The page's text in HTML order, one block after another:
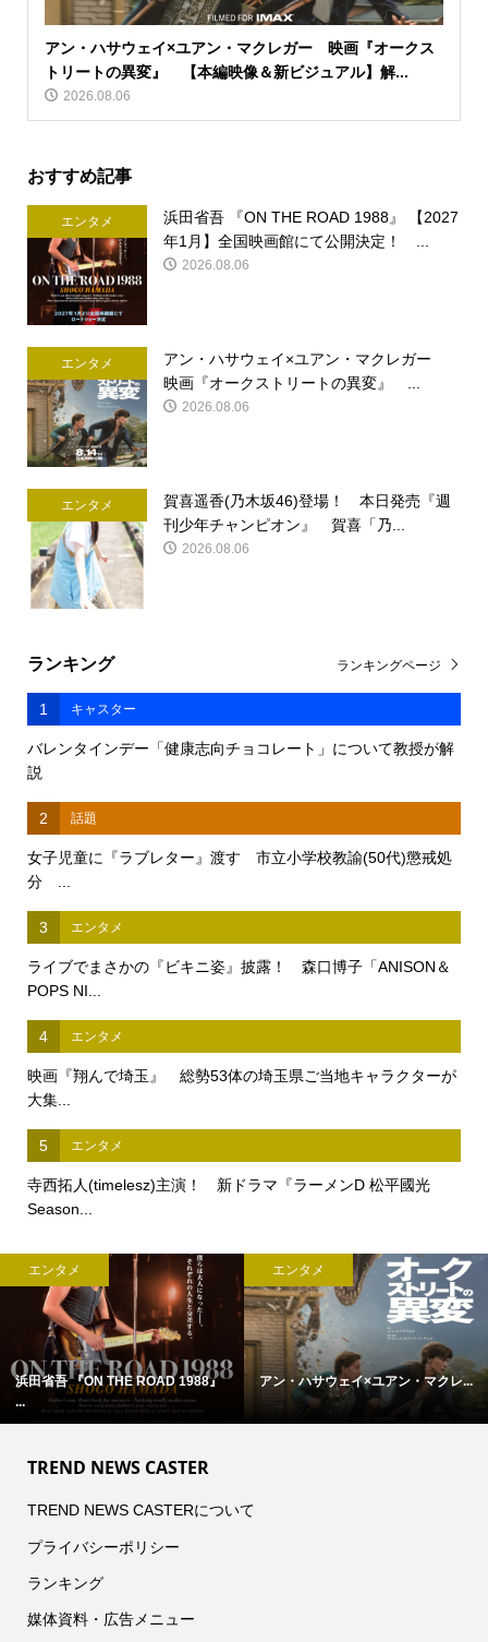
アン・ハサウェイ×ユアン・マクレガー 映画『オークス
トリートの異変』 【本編映像＆新ビジュアル】解...
2026.08.06
おすすめ記事
エンタメ
浜田省吾 『ON THE ROAD 1988』 【2027
年1月】全国映画館にて公開決定！ ...
2026.08.06
エンタメ
アン・ハサウェイ×ユアン・マクレガー
映画『オークストリートの異変』 ...
2026.08.06
エンタメ
賀喜遥香(乃木坂46)登場！ 本日発売『週
刊少年チャンピオン』 賀喜「乃...
2026.08.06
ランキング
1 キャスター
バレンタインデー「健康志向チョコレート」について教授が解
説
2 話題
女子児童に『ラブレター』渡す 市立小学校教諭(50代)懲戒処
分 ...
3 エンタメ
ライブでまさかの『ビキニ姿』披露！ 森口博子「ANISON＆
POPS NI...
4 エンタメ
映画『翔んで埼玉』 総勢53体の埼玉県ご当地キャラクターが
大集...
5 エンタメ
寺西拓人(timelesz)主演！ 新ドラマ『ラーメンD 松平國光
Season...
ランキングページ
エンタメ
浜田省吾 『ON THE ROAD 1988』
...
エンタメ
アン・ハサウェイ×ユアン・マクレ...
TREND NEWS CASTER
TREND NEWS CASTERについて
プライバシーポリシー
ランキング
媒体資料・広告メニュー